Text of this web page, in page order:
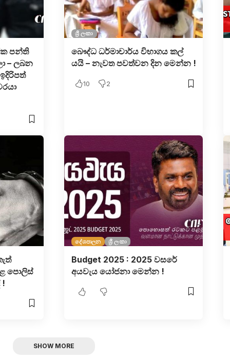
පන්ති
– ලබන
ශ්‍රී ලංකා
බෞද්ධ ධර්මාචාර්ය විභාගය කල්
යයි – නැවත පවත්වන දින මෙන්න !
10 2
පොලිස්
!
දේශපාලන ශ්‍රී ලංකා
Budget 2025 : 2025 වසරේ
අයවැය යෝජනා මෙන්න !
SHOW MORE